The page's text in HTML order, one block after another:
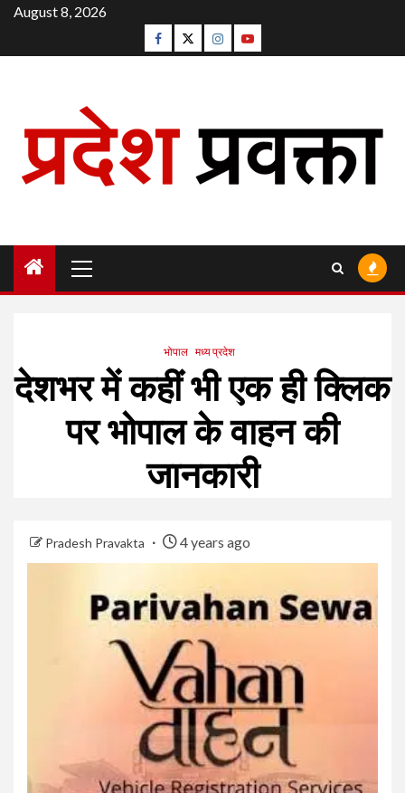
Skip
content
August 8, 2026
Facebook
TwitterInstagram
Youtube
Menu
भोपाल मध्य प्रदेश
देशभर में कहीं भी एक ही क्लिक
पर भोपाल के वाहन की
जानकारी
Pradesh Pravakta 4 years ago